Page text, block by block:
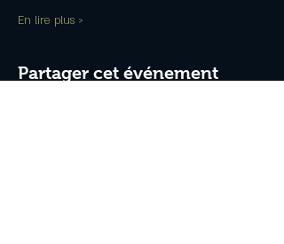
En lire plus >
Partager cet événement